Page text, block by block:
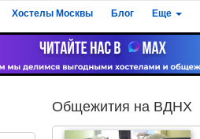
Хостелы Москвы Блог Еще
Общежития на ВДНХ